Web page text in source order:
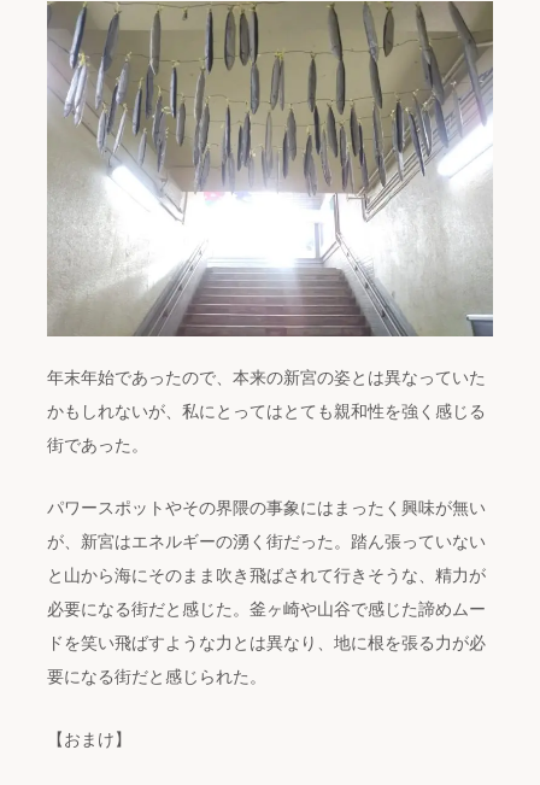
年末年始であったので、本来の新宮の姿とは異なっていた
かもしれないが、私にとってはとても親和性を強く感じる
街であった。
パワースポットやその界隈の事象にはまったく興味が無い
が、新宮はエネルギーの湧く街だった。踏ん張っていない
と山から海にそのまま吹き飛ばされて行きそうな、精力が
必要になる街だと感じた。釜ヶ崎や山谷で感じた諦めムー
ドを笑い飛ばすような力とは異なり、地に根を張る力が必
要になる街だと感じられた。
【おまけ】